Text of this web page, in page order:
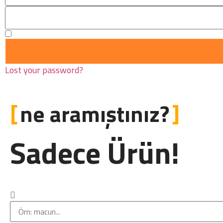
Remember Me
Lost your password?
ne aramıştınız?
Sadece Ürün!